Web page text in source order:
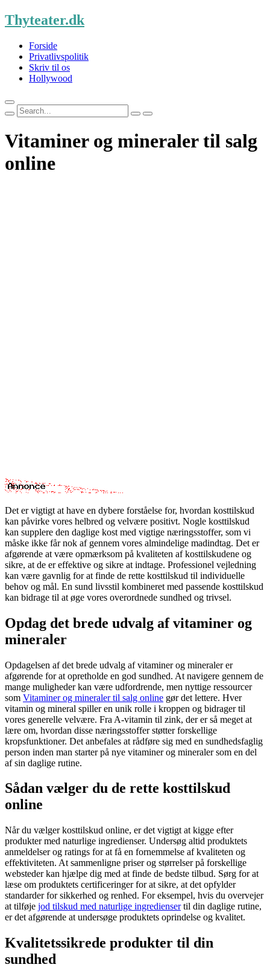
Skip
to
Thyteater.dk
Forside
Privatlivspolitik
Skriv til os
Hollywood
Search
for:
Vitaminer og mineraler til salg
online
Det er vigtigt at have en dybere forståelse for, hvordan kosttilskud
kan påvirke vores helbred og velvære positivt. Nogle kosttilskud
kan supplere den daglige kost med vigtige næringsstoffer, som vi
måske ikke får nok af gennem vores almindelige madindtag. Det er
afgørende at være opmærksom på kvaliteten af kosttilskudene og
sikre, at de er effektive og sikre at indtage. Professionel vejledning
kan være gavnlig for at finde de rette kosttilskud til individuelle
behov og mål. En sund livsstil kombineret med passende kosttilskud
kan bidrage til at øge vores overordnede sundhed og trivsel.
Opdag det brede udvalg af vitaminer og
mineraler
Opdagelsen af det brede udvalg af vitaminer og mineraler er
afgørende for at opretholde en god sundhed. At navigere gennem de
mange muligheder kan være udfordrende, men nyttige ressourcer
som Vitaminer og mineraler til salg online gør det lettere. Hver
vitamin og mineral spiller en unik rolle i kroppen og bidrager til
vores generelle velvære. Fra A-vitamin til zink, der er så meget at
lære om, hvordan disse næringsstoffer støtter forskellige
kropsfunktioner. Det anbefales at rådføre sig med en sundhedsfaglig
person inden man starter på nye vitaminer og mineraler som en del
af sin daglige rutine.
Sådan vælger du de rette kosttilskud
online
Når du vælger kosttilskud online, er det vigtigt at kigge efter
produkter med naturlige ingredienser. Undersøg altid produktets
anmeldelser og ratings for at få en fornemmelse af kvaliteten og
effektiviteten. At sammenligne priser og størrelser på forskellige
websteder kan hjælpe dig med at finde de bedste tilbud. Sørg for at
læse om produktets certificeringer for at sikre, at det opfylder
standarder for sikkerhed og renhed. For eksempel, hvis du overvejer
at tilføje jod tilskud med naturlige ingrediensertil din daglige rutine,
er det afgørende at undersøge produktets oprindelse og kvalitet.
Kvalitetssikrede produkter til din
sundhed